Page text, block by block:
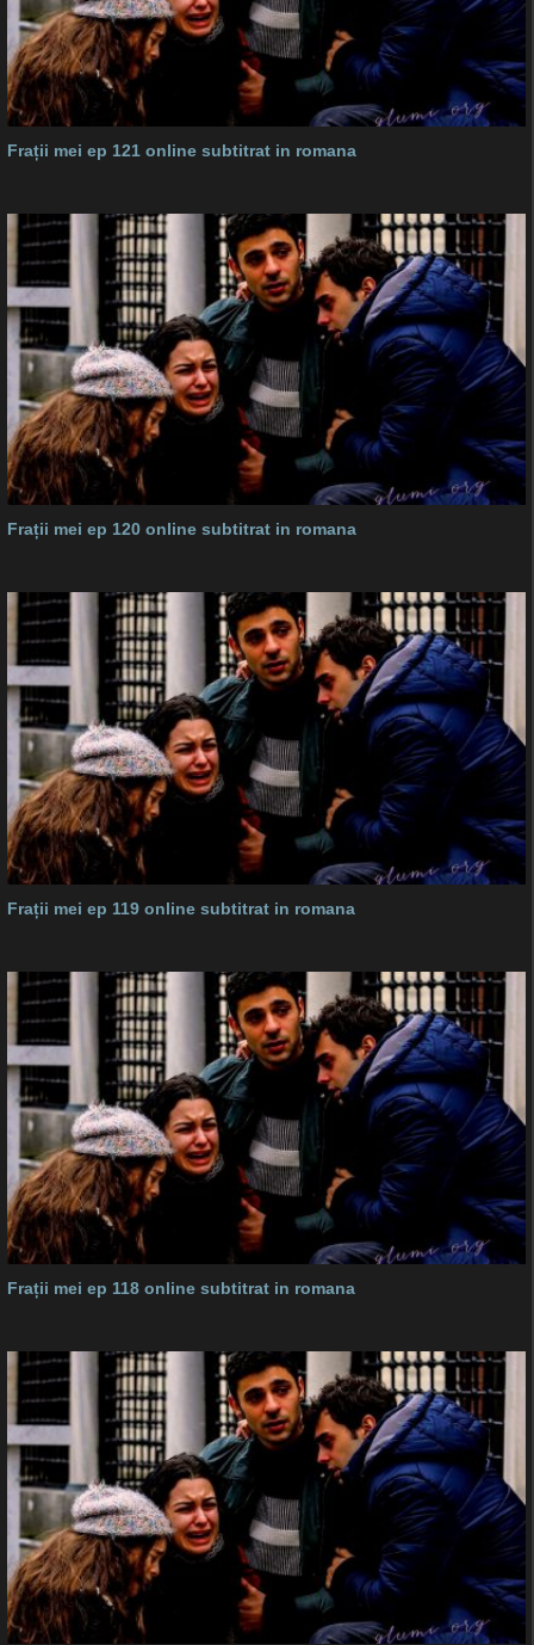
Frații mei ep 121 online subtitrat in romana
Frații mei ep 120 online subtitrat in romana
Frații mei ep 119 online subtitrat in romana
Frații mei ep 118 online subtitrat in romana